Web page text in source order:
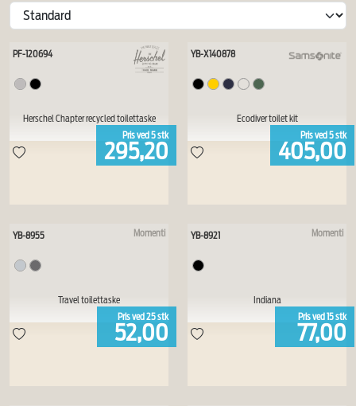
PF-120694
Herschel Chapter recycled toilettaske
Pris ved 5stk
295,20
YB-X140878
Ecodiver toilet kit
Pris ved 5stk
405,00
Momenti
YB-8955
Travel toilettaske
Pris ved 25stk
52,00
Momenti
YB-8921
Indiana
Pris ved 15stk
77,00